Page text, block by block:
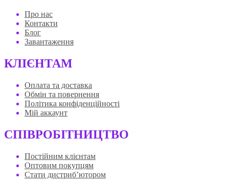
Про нас
Контакти
Блог
Завантаження
КЛІЄНТАМ
Оплата та доставка
Обмін та повернення
Політика конфіденційності
Мій аккаунт
СПІВРОБІТНИЦТВО
Постійним клієнтам
Оптовим покупцям
Стати дистриб’ютором